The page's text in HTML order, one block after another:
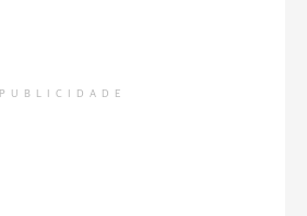
PUBLICIDADE